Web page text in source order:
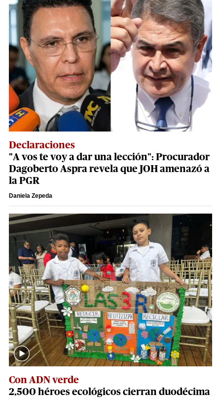
Declaraciones
"A vos te voy a dar una lección": Procurador
Dagoberto Aspra revela que JOH amenazó a
la PGR
Daniela Zepeda
Con ADN verde
2,500 héroes ecológicos cierran duodécima